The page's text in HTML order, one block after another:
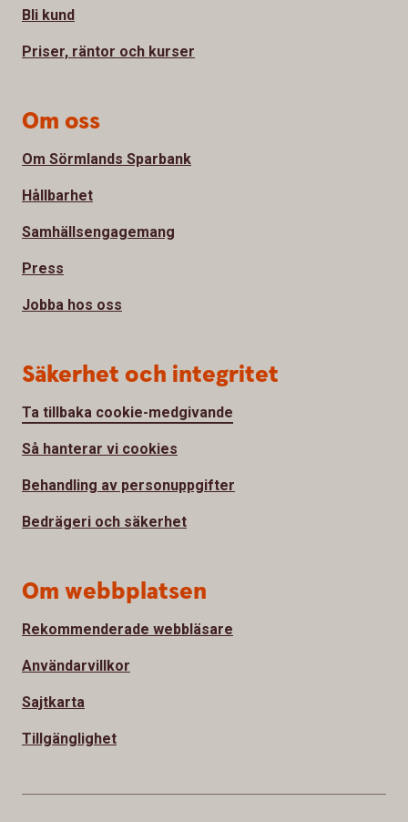
Bli kund
Priser, räntor och kurser
Om oss
Om Sörmlands Sparbank
Hållbarhet
Samhällsengagemang
Press
Jobba hos oss
Säkerhet och integritet
Ta tillbaka cookie-medgivande
Så hanterar vi cookies
Behandling av personuppgifter
Bedrägeri och säkerhet
Om webbplatsen
Rekommenderade webbläsare
Användarvillkor
Sajtkarta
Tillgänglighet